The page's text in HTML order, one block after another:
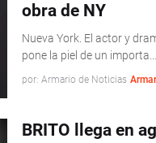
obra de NY
Nueva York. El actor y
pone la piel de un importa…
por: Armario de Noticias
BRITO llega en